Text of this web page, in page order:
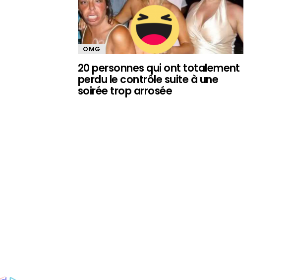
OMG
20 personnes qui ont totalement
perdu le contrôle suite à une
soirée trop arrosée